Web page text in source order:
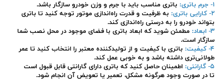
۱- جرم باتری:
باتری مناسب باید با جرم و وزن خودرو سازگار باشد.
۲- کارایی باتری:
به ظرفیت و قدرت راه‌اندازی موتور توجه کنید تا باتری
بتواند خودرو را به درستی راه‌اندازی کند.
۳- ابعاد:
مطمئن شوید که ابعاد باتری با فضای موجود در محل نصب شما
سازگار است.
۴- کیفیت:
باتری با کیفیت و از تولیدکننده معتبر را انتخاب کنید تا عمر
طولانی‌تری داشته باشد و به خوبی عمل کند.
۵- گارانتی:
اطمینان حاصل کنید که باتری دارای گارانتی قابل قبول است
تا در صورت وجود هرگونه مشکل، تعمیر یا تعویض آن انجام شود.